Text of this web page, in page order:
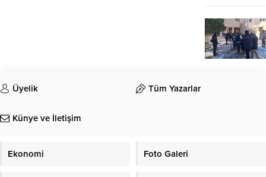
Üyelik Tüm Yazarlar
Künye ve İletişim
Ekonomi Foto Galeri